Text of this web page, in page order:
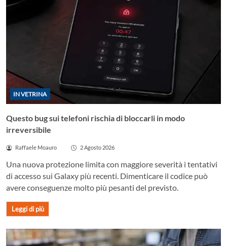
IN VETRINA
Questo bug sui telefoni rischia di bloccarli in modo
irreversibile
Raffaele Moauro 2 Agosto 2026
Una nuova protezione limita con maggiore severità i tentativi
di accesso sui Galaxy più recenti. Dimenticare il codice può
avere conseguenze molto più pesanti del previsto.
Leggi di più